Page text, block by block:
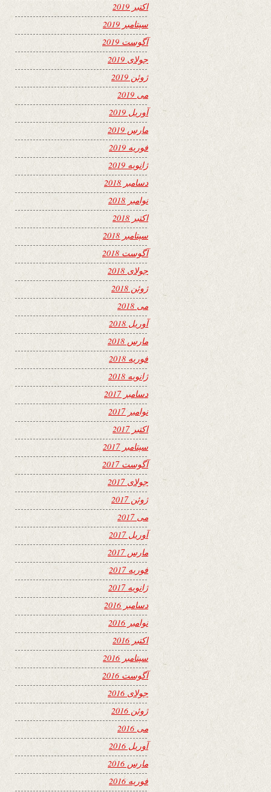
اکتبر 2019
سپتامبر 2019
آگوست 2019
جولای 2019
ژوئن 2019
می 2019
آوریل 2019
مارس 2019
فوریه 2019
ژانویه 2019
دسامبر 2018
نوامبر 2018
اکتبر 2018
سپتامبر 2018
آگوست 2018
جولای 2018
ژوئن 2018
می 2018
آوریل 2018
مارس 2018
فوریه 2018
ژانویه 2018
دسامبر 2017
نوامبر 2017
اکتبر 2017
سپتامبر 2017
آگوست 2017
جولای 2017
ژوئن 2017
می 2017
آوریل 2017
مارس 2017
فوریه 2017
ژانویه 2017
دسامبر 2016
نوامبر 2016
اکتبر 2016
سپتامبر 2016
آگوست 2016
جولای 2016
ژوئن 2016
می 2016
آوریل 2016
مارس 2016
فوریه 2016